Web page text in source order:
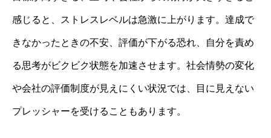
感じると、ストレスレベルは急激に上がります。達成で
きなかったときの不安、評価が下がる恐れ、自分を責め
る思考がビクビク状態を加速させます。社会情勢の変化
や会社の評価制度が見えにくい状況では、目に見えない
プレッシャーを受けることもあります。